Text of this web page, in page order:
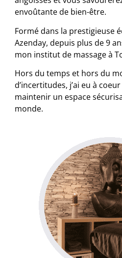
envoûtante de bien-être.
Formé dans la prestigieuse
Azenday, depuis plus de 9
mon institut de massage à
Hors du temps et hors du
d’incertitudes, j’ai eu à
maintenir un espace
monde.